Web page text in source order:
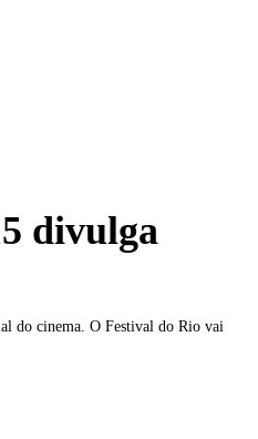
divulga
do cinema. O Festival do Rio vai